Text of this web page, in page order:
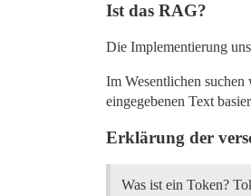
Ist das RAG?
Die Implementierung
Im Wesentlichen
eingegebenen Text
Erklärung der
Was ist ein Token?